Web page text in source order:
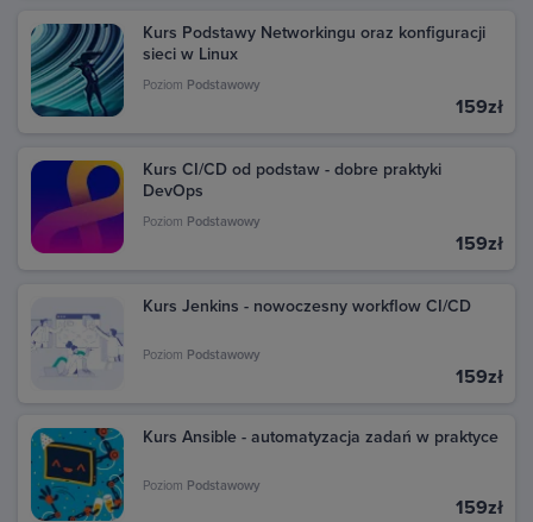
Kurs Podstawy Networkingu oraz konfiguracji
sieci w Linux
Poziom Podstawowy
159zł
Kurs CI/CD od podstaw - dobre praktyki
DevOps
Poziom Podstawowy
159zł
Kurs Jenkins - nowoczesny workflow CI/CD
Poziom Podstawowy
159zł
Kurs Ansible - automatyzacja zadań w praktyce
Poziom Podstawowy
159zł